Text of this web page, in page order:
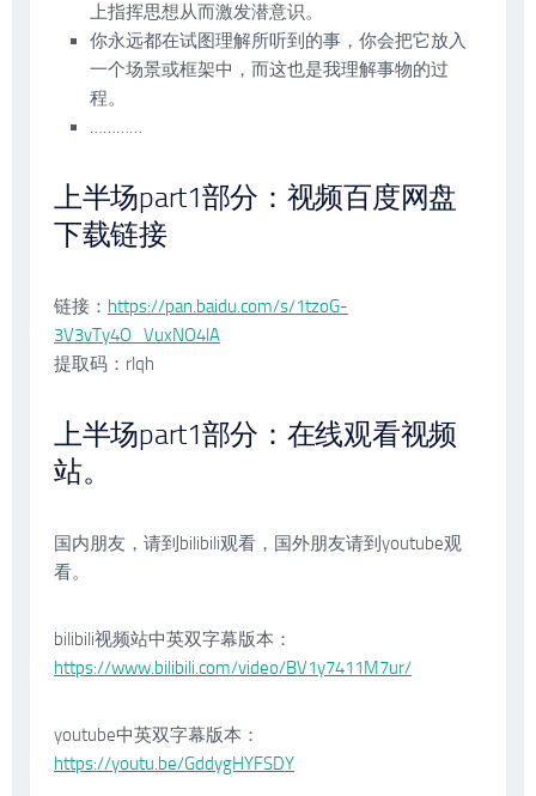
上指挥思想从而激发潜意识。
你永远都在试图理解所听到的事，你会把它放入
一个场景或框架中，而这也是我理解事物的过
程。
…………
上半场part1部分：视频百度网盘
下载链接
链接： https://pan.baidu.com/s/1tzoG-
3V3vTy4O_VuxNO4lA
提取码：rlqh
上半场part1部分：在线观看视频
站。
国内朋友，请到bilibili观看，国外朋友请到youtube观
看。
bilibili视频站中英双字幕版本：
https://www.bilibili.com/video/BV1y7411M7ur/
youtube中英双字幕版本：
https://youtu.be/GddygHYFSDY